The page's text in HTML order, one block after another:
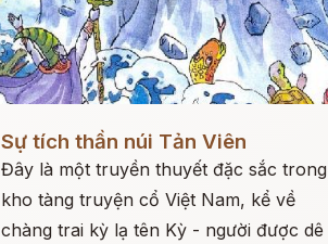
Sự tích thần núi Tản Viên
Đây là một truyền thuyết đặc sắc trong
kho tàng truyện cổ Việt Nam, kể về
chàng trai kỳ lạ tên Kỳ - người được dê